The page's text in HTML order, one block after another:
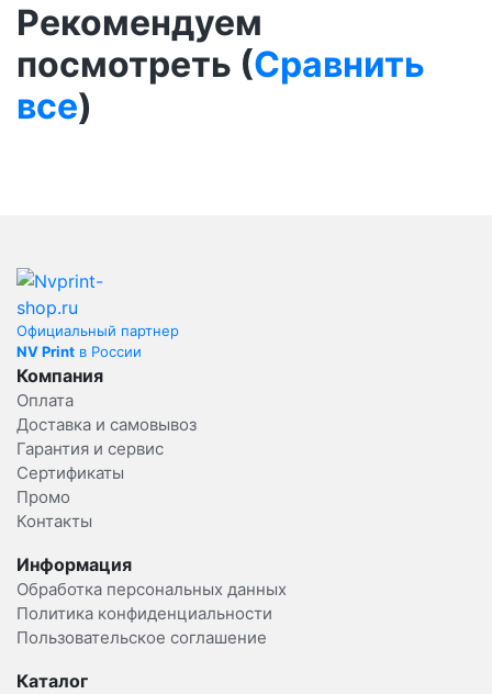
Рекомендуем
посмотреть (Сравнить
все)
Официальный партнер
NV Print в России
Компания
Оплата
Доставка и самовывоз
Гарантия и сервис
Сертификаты
Промо
Контакты
Информация
Обработка персональных данных
Политика конфиденциальности
Пользовательское соглашение
Каталог